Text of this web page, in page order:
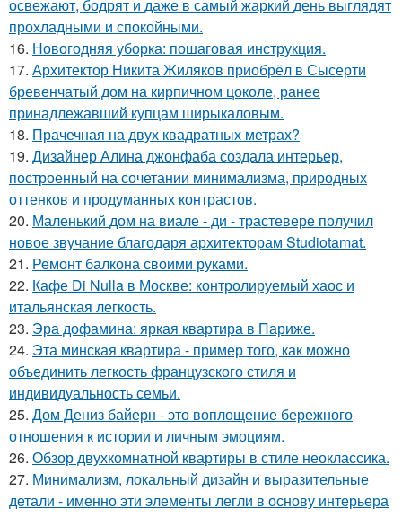
освежают, бодрят и даже в самый жаркий день выглядят
прохладными и спокойными.
16. Новогодняя уборка: пошаговая инструкция.
17. Архитектор Никита Жиляков приобрёл в Сысерти
бревенчатый дом на кирпичном цоколе, ранее
принадлежавший купцам ширыкаловым.
18. Прачечная на двух квадратных метрах?
19. Дизайнер Алина джонфаба создала интерьер,
построенный на сочетании минимализма, природных
оттенков и продуманных контрастов.
20. Маленький дом на виале - ди - трастевере получил
новое звучание благодаря архитекторам Studiotamat.
21. Ремонт балкона своими руками.
22. Кафе Di Nulla в Москве: контролируемый хаос и
итальянская легкость.
23. Эра дофамина: яркая квартира в Париже.
24. Эта минская квартира - пример того, как можно
объединить легкость французского стиля и
индивидуальность семьи.
25. Дом Дениз байерн - это воплощение бережного
отношения к истории и личным эмоциям.
26. Обзор двухкомнатной квартиры в стиле неоклассика.
27. Минимализм, локальный дизайн и выразительные
детали - именно эти элементы легли в основу интерьера